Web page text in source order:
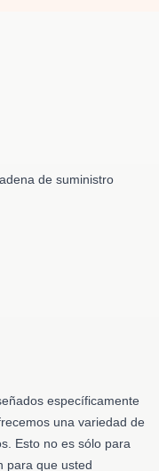
de suministro
específicamente
una variedad de
Esto no es sólo para
para que usted